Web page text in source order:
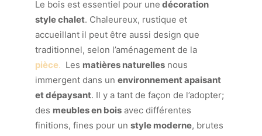
Le bois est essentiel pour une décoration
style chalet. Chaleureux, rustique et
accueillant il peut être aussi design que
traditionnel, selon l’aménagement de la
pièce. Les matières naturelles nous
immergent dans un environnement apaisant
et dépaysant. Il y a tant de façon de l’adopter;
des meubles en bois avec différentes
finitions, fines pour un style moderne, brutes